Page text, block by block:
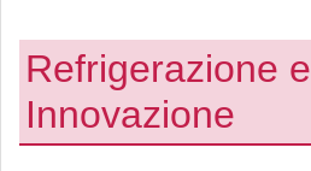
Refrigerazione e
Innovazione